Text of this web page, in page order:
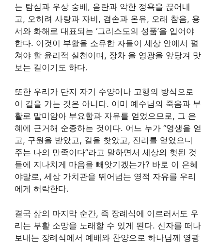
는 탐심과 우상 숭배, 음란과 악한 정욕을 끊어내
고, 오히려 사랑과 자비, 겸손과 온유, 오래 참음, 용
서와 화해로 대표되는 ‘그리스도의 성품’을 입어야
한다. 이것이 부활을 소유한 자들이 세상 안에서 펼
쳐야 할 윤리적 실천이며, 장차 올 영광을 앞당겨 맛
보는 길이기도 하다.
또한 우리가 단지 자기 수양이나 고행의 방식으로
이 길을 가는 것은 아니다. 이미 예수님의 죽음과 부
활로 말미암아 부요함과 자유를 얻었으므로, 그 은
혜에 근거해 순종하는 것이다. 어느 누가 “영생을 얻
고, 구원을 받았고, 길을 찾았고, 진리를 얻었으니
주는 나의 만족이다”라고 말하면서 세상의 헛된 것
들에 지나치게 마음을 빼앗기겠는가? 바로 이 은혜
야말로, 세상 가치관을 뛰어넘는 영적 자유를 우리
에게 허락한다.
결국 삶의 마지막 순간, 즉 장례식에 이르러서도 우
리는 부활 소망을 노래할 수 있게 된다. 신자를 떠나
보내는 장례식에서 예배와 찬양으로 하나님께 영광